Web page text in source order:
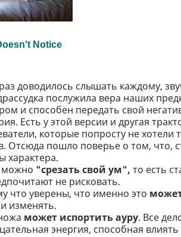
доводилось слышать каждому,
послужила вера наших
и способен передать свой
Есть у этой версии и другая
которые попросту не хотели
Отсюда пошло поверье о том, что,
характера.
можно "срезать свой ум", то есть
не рисковать.
что уверены, что именно это
изменять.
может испортить ауру. Все
энергия, способная влиять